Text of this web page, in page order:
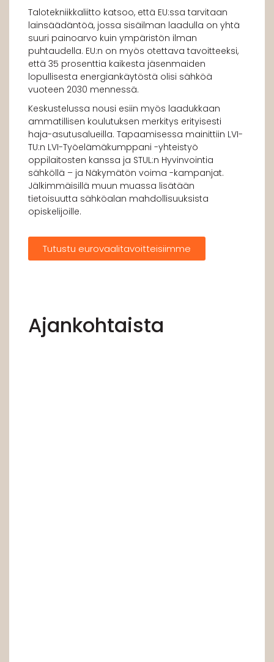
Talotekniikkaliitto katsoo, että EU:ssa tarvitaan
lainsäädäntöä, jossa sisäilman laadulla on yhtä
suuri painoarvo kuin ympäristön ilman
puhtaudella. EU:n on myös otettava tavoitteeksi,
että 35 prosenttia kaikesta jäsenmaiden
lopullisesta energiankäytöstä olisi sähköä
vuoteen 2030 mennessä.
Keskustelussa nousi esiin myös laadukkaan
ammatillisen koulutuksen merkitys erityisesti
haja-asutusalueilla. Tapaamisessa mainittiin LVI-
TU:n LVI-Työelämäkumppani -yhteistyö
oppilaitosten kanssa ja STUL:n Hyvinvointia
sähköllä – ja Näkymätön voima -kampanjat.
Jälkimmäisillä muun muassa lisätään
tietoisuutta sähköalan mahdollisuuksista
opiskelijoille.
Tutustu eurovaalitavoitteisiimme
Ajankohtaista